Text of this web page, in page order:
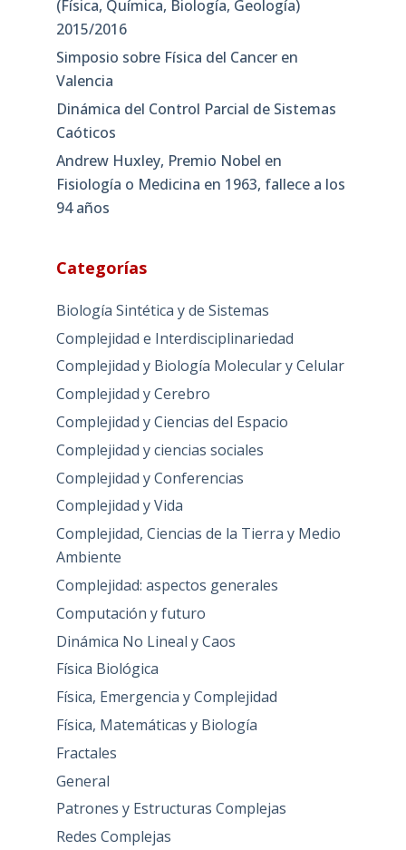
(Física, Química, Biología, Geología)
2015/2016
Simposio sobre Física del Cancer en
Valencia
Dinámica del Control Parcial de Sistemas
Caóticos
Andrew Huxley, Premio Nobel en
Fisiología o Medicina en 1963, fallece a los
94 años
Categorías
Biología Sintética y de Sistemas
Complejidad e Interdisciplinariedad
Complejidad y Biología Molecular y Celular
Complejidad y Cerebro
Complejidad y Ciencias del Espacio
Complejidad y ciencias sociales
Complejidad y Conferencias
Complejidad y Vida
Complejidad, Ciencias de la Tierra y Medio
Ambiente
Complejidad: aspectos generales
Computación y futuro
Dinámica No Lineal y Caos
Física Biológica
Física, Emergencia y Complejidad
Física, Matemáticas y Biología
Fractales
General
Patrones y Estructuras Complejas
Redes Complejas